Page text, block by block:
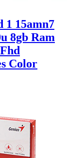
1 15amn7
8gb Ram
Color